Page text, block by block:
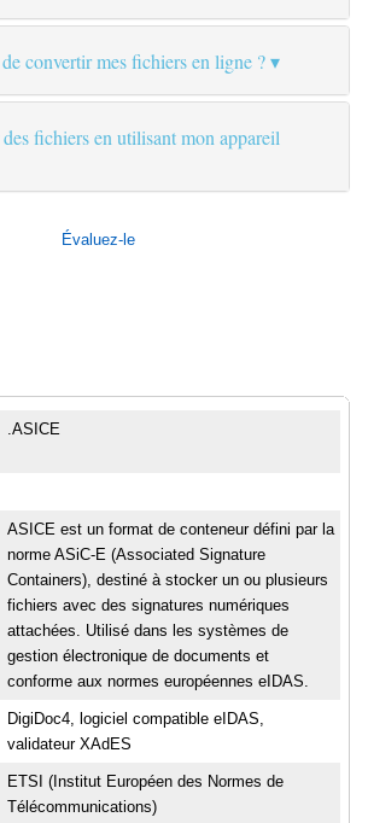
convertir mes fichiers en ligne ?
fichiers en utilisant mon appareil
Évaluez-le
.ASICE
ASICE est un format de conteneur défini par la
norme ASiC-E (Associated Signature
Containers), destiné à stocker un ou plusieurs
fichiers avec des signatures numériques
attachées. Utilisé dans les systèmes de
gestion électronique de documents et
conforme aux normes européennes eIDAS.
DigiDoc4, logiciel compatible eIDAS,
validateur XAdES
ETSI (Institut Européen des Normes de
Télécommunications)